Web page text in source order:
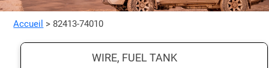
Accueil > 82413-74010
WIRE, FUEL TANK